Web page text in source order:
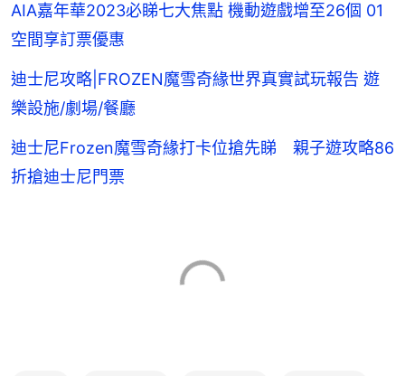
AIA嘉年華2023必睇七大焦點 機動遊戲增至26個 01
空間享訂票優惠
迪士尼攻略|FROZEN魔雪奇緣世界真實試玩報告 遊
樂設施/劇場/餐廳
迪士尼Frozen魔雪奇緣打卡位搶先睇 親子遊攻略86
折搶迪士尼門票